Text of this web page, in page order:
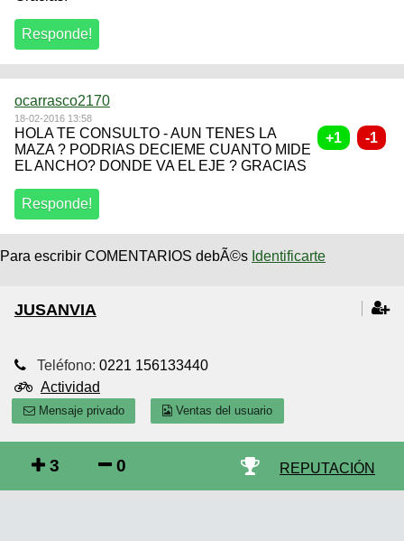
ocarrasco2170
18-02-2016 13:58
HOLA TE CONSULTO - AUN TENES LA
MAZA ? PODRIAS DECIEME CUANTO MIDE
EL ANCHO? DONDE VA EL EJE ? GRACIAS
Para escribir COMENTARIOS debÃ©s Identificarte
JUSANVIA
Teléfono: 0221 156133440
Actividad
Mensaje privado Ventas del usuario
3 0 REPUTACIÓN